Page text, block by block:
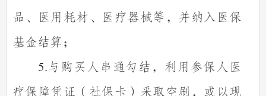
品、医用耗材、医疗器械等，并纳入医保
基金结算；
5.与购买人串通勾结，利用参保人医
疗保障凭证（社保卡）采取空刷，或以现